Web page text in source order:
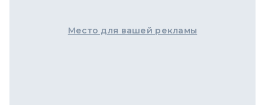
Место для вашей рекламы